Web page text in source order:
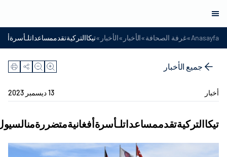
Anasayfa
»غرفة الصحافة»الأخبار »الأخبار »
جميع الأخبار
أخبار 13 ديسمبر 2023